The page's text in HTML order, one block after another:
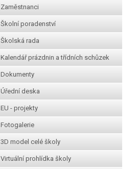
Zaměstnanci
Školní poradenství
Školská rada
Kalendář prázdnin a třídních schůzek
Dokumenty
Úřední deska
EU - projekty
Fotogalerie
3D model celé školy
Virtuální prohlídka školy